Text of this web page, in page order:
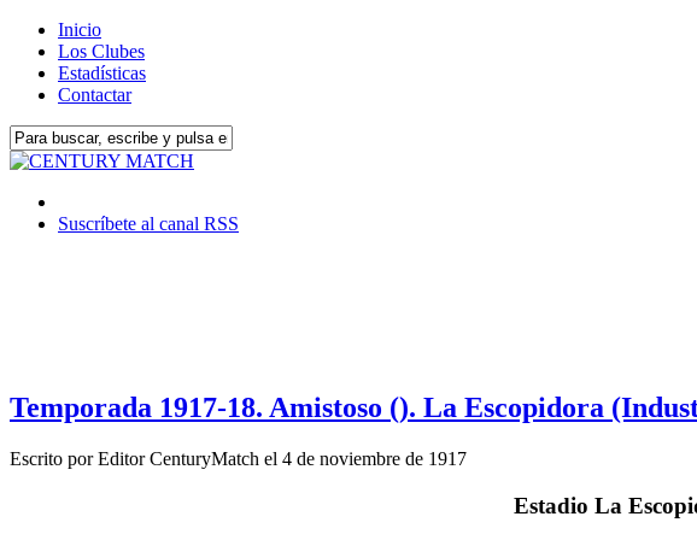
Inicio
Los Clubes
Estadísticas
Contactar
Suscríbete al canal RSS
Temporada 1917-18. Amistoso (). La Escopidora
Escrito porEditor CenturyMatch el 4 de noviembre de 1917
Estadio La